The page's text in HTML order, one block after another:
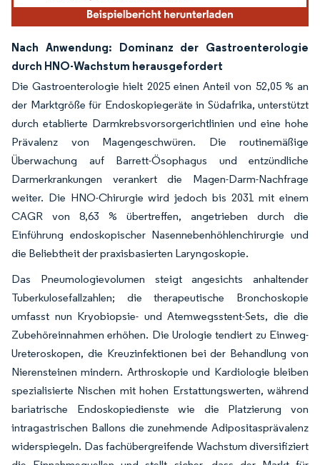
Nach Anwendung: Dominanz der Gastroenterologie
durch HNO-Wachstum herausgefordert
Die Gastroenterologie hielt 2025 einen Anteil von 52,05 % an
der Marktgröße für Endoskopiegeräte in Südafrika, unterstützt
durch etablierte Darmkrebsvorsorgerichtlinien und eine hohe
Prävalenz von Magengeschwüren. Die routinemäßige
Überwachung auf Barrett-Ösophagus und entzündliche
Darmerkrankungen verankert die Magen-Darm-Nachfrage
weiter. Die HNO-Chirurgie wird jedoch bis 2031 mit einem
CAGR von 8,63 % übertreffen, angetrieben durch die
Einführung endoskopischer Nasennebenhöhlenchirurgie und
die Beliebtheit der praxisbasierten Laryngoskopie.
Das Pneumologievolumen steigt angesichts anhaltender
Tuberkulosefallzahlen; die therapeutische Bronchoskopie
umfasst nun Kryobiopsie- und Atemwegsstent-Sets, die die
Zubehöreinnahmen erhöhen. Die Urologie tendiert zu Einweg-
Ureteroskopen, die Kreuzinfektionen bei der Behandlung von
Nierensteinen mindern. Arthroskopie und Kardiologie bleiben
spezialisierte Nischen mit hohen Erstattungswerten, während
bariatrische Endoskopiedienste wie die Platzierung von
intragastrischen Ballons die zunehmende Adipositasprävalenz
widerspiegeln. Das fachübergreifende Wachstum diversifiziert